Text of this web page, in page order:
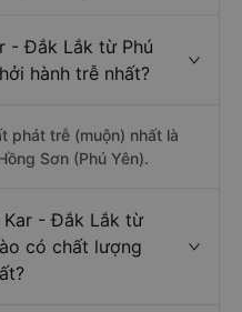
- Đắk Lắk từ Phú
hành trễ nhất?
phát trễ (muộn) nhất là
Sơn (Phú Yên).
Kar - Đắk Lắk từ
có chất lượng